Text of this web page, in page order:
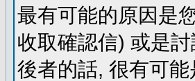
最有可能的原因是
收取確認信) 或是
後者的話, 很有可